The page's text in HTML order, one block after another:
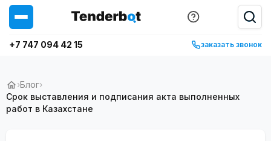
+7 747 094 42 15 заказать звонок
›Блог›
Срок выставления и подписания акта выполненных
работ в Казахстане